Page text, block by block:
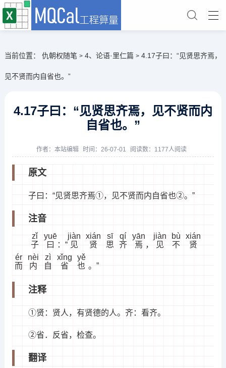
当前位置： 仇朝权随笔 > 4、论语·里仁篇 > 4.17子曰：“见贤思齐焉，
见不贤而内自省也。”
4.17子曰：“见贤思齐焉，见不贤而内
自省也。”
作者：本站编辑 时间：26-07-01 阅读数：1177人阅读
原文
子曰：“见贤思齐焉①，见不贤而内自省也②。”
注音
子
zǐ
曰
yuē
：“ 见
jiàn
贤
xián
思
sī
齐
qí
焉
yān
，
见
jiàn
不
bù
贤
xián
而
ér
内
nèi
自
zì
省
xǐng
也
yě
。”
注释
①贤：贤人，有贤德的人。齐：看齐。
②省．反省，检查。
翻译